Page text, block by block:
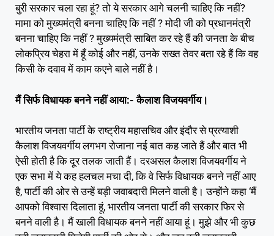
बुरी सरकार चला रहा हूं? तो ये सरकार आगे चलनी चाहिए कि नहीं?
मामा को मुख्यमंत्री बनना चाहिए कि नहीं ? मोदी जी को प्रधानमंत्री
बनना चाहिए कि नहीं ? मुख्यमंत्री साबित कर रहे हैं की जनता के बीच
लोकप्रिय चेहरा में हूँ कोई और नहीं, उनके सख्त तेवर बता रहे हैं कि वह
किसी के दवाव में काम कएने बाले नहीं है।
मैं सिर्फ विधायक बनने नहीं आया:- कैलाश विजयवर्गीय।
भारतीय जनता पार्टी के राष्ट्रीय महासचिव और इंदौर से प्रत्याशी
कैलाश विजयवर्गीय लगभग रोजाना नई बात कह जाते हैं और बात भी
ऐसी होती है कि दूर तलक जाती हैं। दरअसल कैलाश विजयवर्गीय ने
एक सभा में ये कह हलचल मचा दी, कि वे सिर्फ विधायक बनने नहीं आए
है, पार्टी की ओर से उन्हें बड़ी जवाबदारी मिलने वाली है। उन्होंने कहा ‘मैं
आपको विश्वास दिलाता हूं, भारतीय जनता पार्टी की सरकार फिर से
बनने वाली है। मैं खाली विधायक बनने नहीं आया हूं। मुझे और भी कुछ